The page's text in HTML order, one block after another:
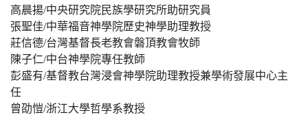
高晨揚/中央研究院民族學研究所助研究員
張聖佳/中華福音神學院歷史神學助理教授
莊信德/台灣基督長老教會磐頂教會牧師
陳子仁/中台神學院專任教師
彭盛有/基督教台灣浸會神學院助理教授兼學術發展中心主
任
曾劭愷/浙江大學哲學系教授